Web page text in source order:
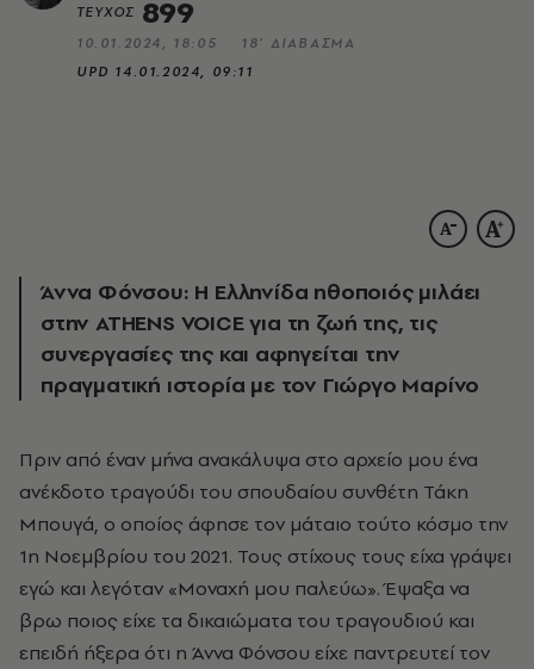
ΤΕΥΧΟΣ 899
10.01.2024, 18:05
18’ ΔΙΑΒΑΣΜΑ
UPD 14.01.2024, 09:11
Άννα Φόνσου: Η Ελληνίδα ηθοποιός μιλάει
στην ATHENS VOICE για τη ζωή της, τις
συνεργασίες της και αφηγείται την
πραγματική ιστορία με τον Γιώργο Μαρίνο
Πριν από έναν μήνα ανακάλυψα στο αρχείο μου ένα
ανέκδοτο τραγούδι του σπουδαίου συνθέτη Τάκη
Μπουγά, ο οποίος άφησε τον μάταιο τούτο κόσμο την
1η Νοεμβρίου του 2021. Τους στίχους τους είχα γράψει
εγώ και λεγόταν «Μοναχή μου παλεύω». Έψαξα να
βρω ποιος είχε τα δικαιώματα του τραγουδιού και
επειδή ήξερα ότι η Άννα Φόνσου είχε παντρευτεί τον